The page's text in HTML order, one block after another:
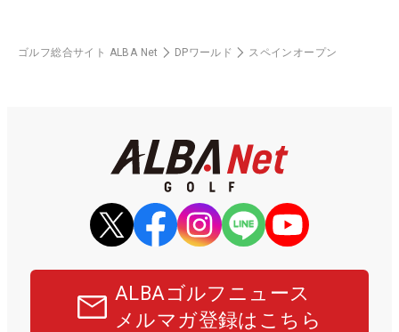
ゴルフ総合サイト ALBA Net DPワールド スペインオープン
ALBAゴルフニュース
メルマガ登録はこちら